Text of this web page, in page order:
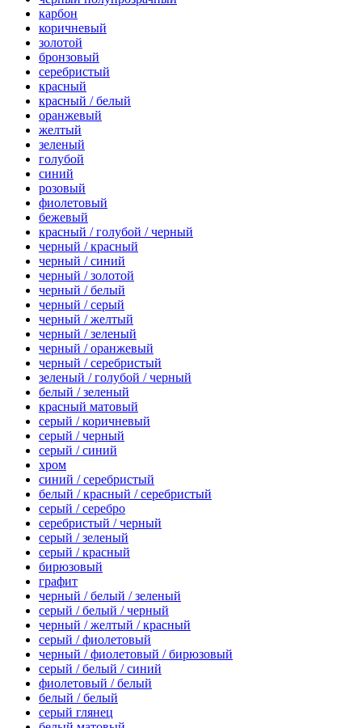
карбон
коричневый
золотой
бронзовый
серебристый
красный
красный / белый
оранжевый
желтый
зеленый
голубой
синий
розовый
фиолетовый
бежевый
красный / голубой / черный
черный / красный
черный / синий
черный / золотой
черный / белый
черный / серый
черный / желтый
черный / зеленый
черный / оранжевый
черный / серебристый
зеленый / голубой / черный
белый / зеленый
красный матовый
серый / коричневый
серый / черный
серый / синий
хром
синий / серебристый
белый / красный / серебристый
серый / серебро
серебристый / черный
серый / зеленый
серый / красный
бирюзовый
графит
черный / белый / зеленый
серый / белый / черный
черный / желтый / красный
серый / фиолетовый
черный / фиолетовый / бирюзовый
серый / белый / синий
фиолетовый / белый
белый / белый
серый глянец